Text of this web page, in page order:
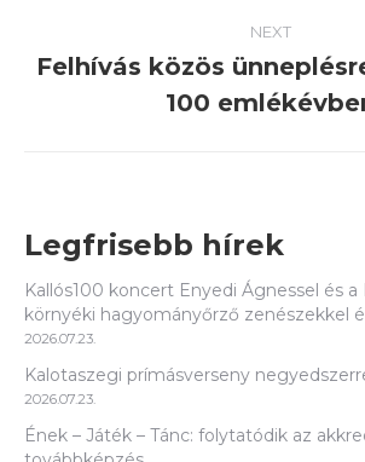
NEXT
Next
post:
Felhívás közös
100
Legfrisebb hírek
Kallós100 koncert Enyedi Ágnessel és a
környéki hagyományőrző zenészekkel
2026.07.23.
Kalotaszegi prímásverseny
2026.07.23.
Ének – Játék – Tánc: folytatódik az